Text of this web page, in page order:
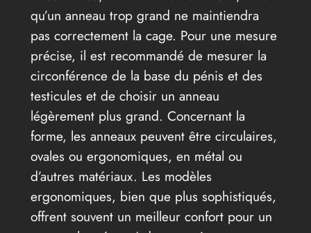
qu’un anneau trop grand ne maintiendra
pas correctement la cage. Pour une mesure
précise, il est recommandé de mesurer la
circonférence de la base du pénis et des
testicules et de choisir un anneau
légèrement plus grand. Concernant la
forme, les anneaux peuvent être circulaires,
ovales ou ergonomiques, en métal ou
d’autres matériaux. Les modèles
ergonomiques, bien que plus sophistiqués,
offrent souvent un meilleur confort pour un